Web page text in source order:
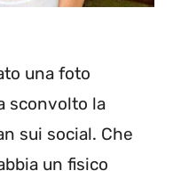
una foto
sconvolto la
sui social. Che
un fisico